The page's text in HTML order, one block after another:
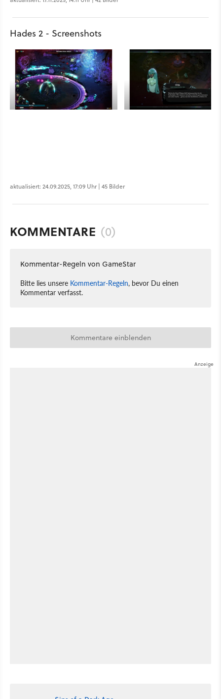
Hades 2 - Screenshots
aktualisiert: 24.09.2025, 17:09 Uhr | 45 Bilder
KOMMENTARE (0)
Kommentar-Regeln von GameStar
Bitte lies unsere Kommentar-Regeln, bevor Du einen
Kommentar verfasst.
Kommentare einblenden